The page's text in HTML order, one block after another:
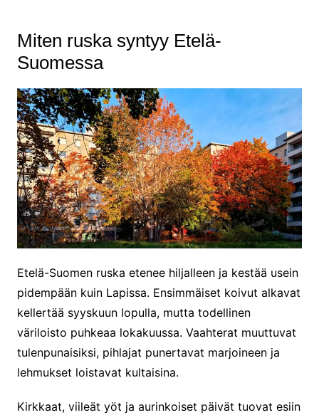
Miten ruska syntyy Etelä-
Suomessa
Etelä-Suomen ruska etenee hiljalleen ja kestää usein
pidempään kuin Lapissa. Ensimmäiset koivut alkavat
kellertää syyskuun lopulla, mutta todellinen
väriloisto puhkeaa lokakuussa. Vaahterat muuttuvat
tulenpunaisiksi, pihlajat punertavat marjoineen ja
lehmukset loistavat kultaisina.
Kirkkaat, viileät yöt ja aurinkoiset päivät tuovat esiin